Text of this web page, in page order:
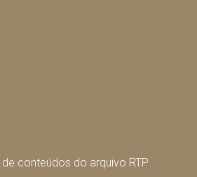
conteúdos do arquivo RTP